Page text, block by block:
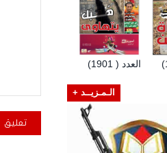
العدد ( 1901)
الـمـزيــد +